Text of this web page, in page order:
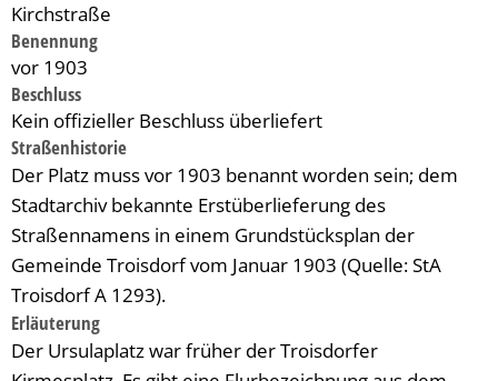
Kirchstraße
Benennung
vor 1903
Beschluss
Kein offizieller Beschluss überliefert
Straßenhistorie
Der Platz muss vor 1903 benannt worden sein; dem
Stadtarchiv bekannte Erstüberlieferung des
Straßennamens in einem Grundstücksplan der
Gemeinde Troisdorf vom Januar 1903 (Quelle: StA
Troisdorf A 1293).
Erläuterung
Der Ursulaplatz war früher der Troisdorfer